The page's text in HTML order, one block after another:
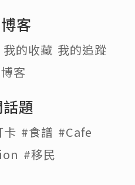
客
我的收藏 我的追蹤
客
題
卡 #食譜 #Cafe
#移民